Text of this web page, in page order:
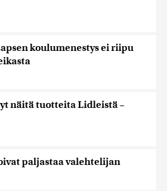
koulumenestys ei riipu
näitä tuotteita Lidleistä –
paljastaa valehtelijan